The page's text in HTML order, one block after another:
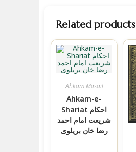
Related products
Ahkam Masail
Ahkam-e-
Shariat احکام
شریعت امام احمد
رضا خان بریلوی